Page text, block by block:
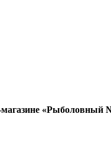
«Рыболовный